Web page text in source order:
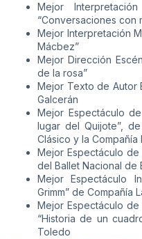
Mejor
“Conversaciones con
Mejor Interpretación
Mácbez”
Mejor Dirección
de la rosa”
Mejor Texto de Autor
Galcerán
Mejor Espectáculo
lugar del Quijote”,
Clásico y la Compañía
Mejor Espectáculo de
del Ballet Nacional de
Mejor Espectáculo
Grimm” de Compañía
Mejor Espectáculo de
“Historia de un
Toledo